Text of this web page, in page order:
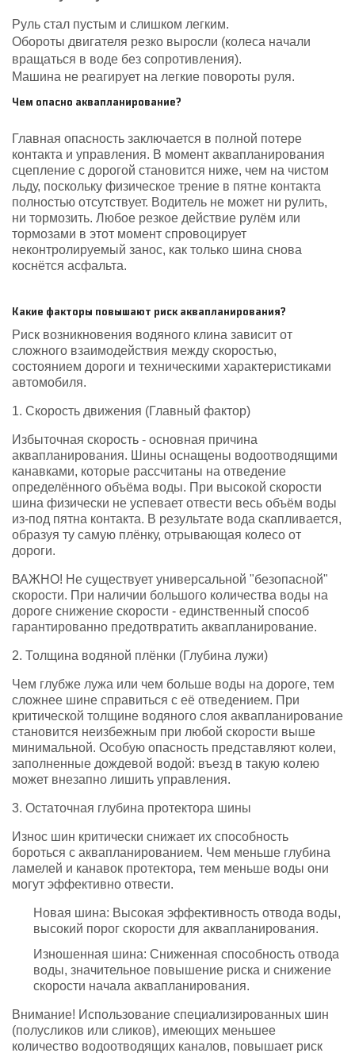
Руль стал пустым и слишком легким.
Обороты двигателя резко выросли (колеса начали
вращаться в воде без сопротивления).
Машина не реагирует на легкие повороты руля.
Чем опасно аквапланирование?
Главная опасность заключается в полной потере
контакта и управления. В момент аквапланирования
сцепление с дорогой становится ниже, чем на чистом
льду, поскольку физическое трение в пятне контакта
полностью отсутствует. Водитель не может ни рулить,
ни тормозить. Любое резкое действие рулём или
тормозами в этот момент спровоцирует
неконтролируемый занос, как только шина снова
коснётся асфальта.
Какие факторы повышают риск аквапланирования?
Риск возникновения водяного клина зависит от
сложного взаимодействия между скоростью,
состоянием дороги и техническими характеристиками
автомобиля.
1. Скорость движения (Главный фактор)
Избыточная скорость - основная причина
аквапланирования. Шины оснащены водоотводящими
канавками, которые рассчитаны на отведение
определённого объёма воды. При высокой скорости
шина физически не успевает отвести весь объём воды
из-под пятна контакта. В результате вода скапливается,
образуя ту самую плёнку, отрывающая колесо от
дороги.
ВАЖНО! Не существует универсальной "безопасной"
скорости. При наличии большого количества воды на
дороге снижение скорости - единственный способ
гарантированно предотвратить аквапланирование.
2. Толщина водяной плёнки (Глубина лужи)
Чем глубже лужа или чем больше воды на дороге, тем
сложнее шине справиться с её отведением. При
критической толщине водяного слоя аквапланирование
становится неизбежным при любой скорости выше
минимальной. Особую опасность представляют колеи,
заполненные дождевой водой: въезд в такую колею
может внезапно лишить управления.
3. Остаточная глубина протектора шины
Износ шин критически снижает их способность
бороться с аквапланированием. Чем меньше глубина
ламелей и канавок протектора, тем меньше воды они
могут эффективно отвести.
Новая шина: Высокая эффективность отвода воды,
высокий порог скорости для аквапланирования.
Изношенная шина: Сниженная способность отвода
воды, значительное повышение риска и снижение
скорости начала аквапланирования.
Внимание! Использование специализированных шин
(полусликов или сликов), имеющих меньшее
количество водоотводящих каналов, повышает риск